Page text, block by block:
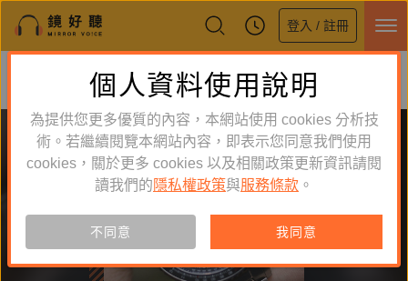
登入 / 註冊
鏡好聽全新APP上線
體驗全面升級，即刻下載
個人資料使用說明
為提供您更多優質的內容，本網站使用 cookies 分析技
術。若繼續閱覽本網站內容，即表示您同意我們使用
cookies，關於更多 cookies 以及相關政策更新資訊請閱
讀我們的 隱私權政策與服務條款 。
不同意 我同意